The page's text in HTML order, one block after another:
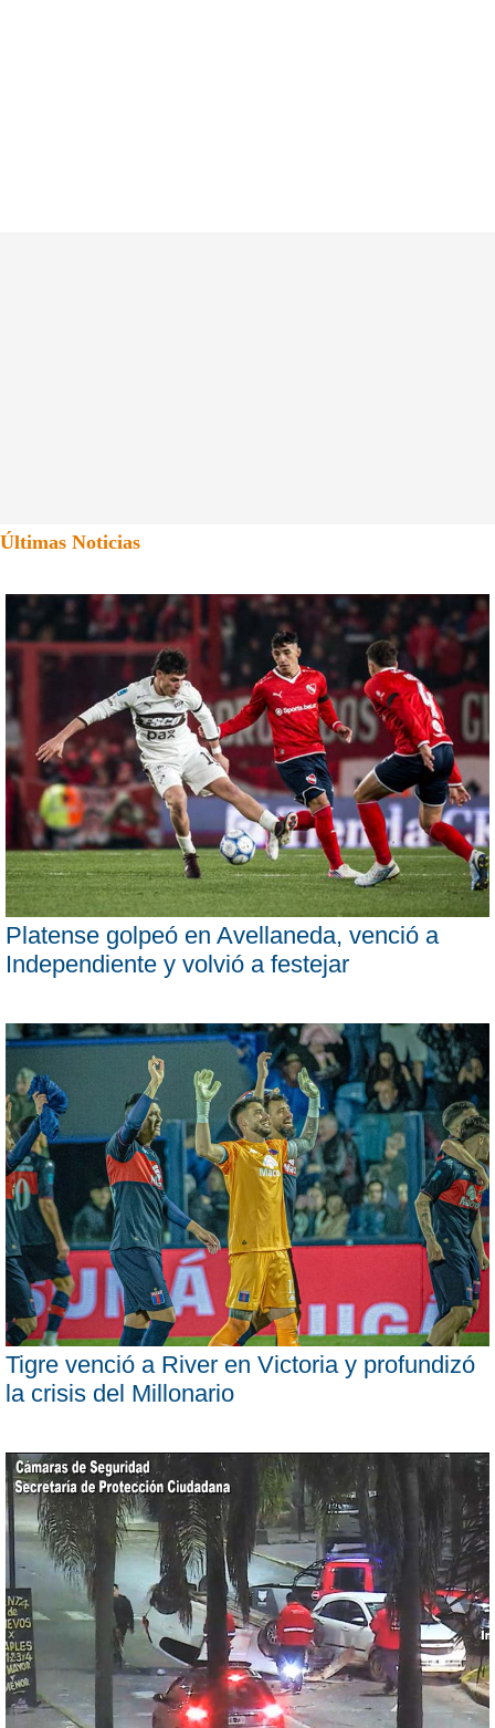
Últimas Noticias
Platense golpeó en Avellaneda, venció a
Independiente y volvió a festejar
Tigre venció a River en Victoria y profundizó
la crisis del Millonario